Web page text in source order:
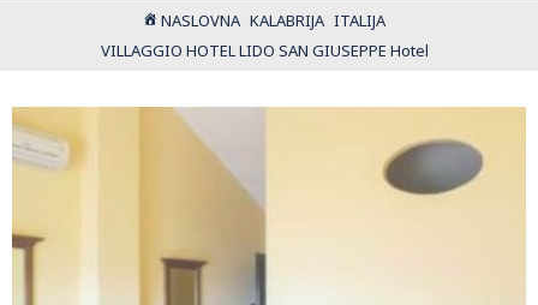
NASLOVNA KALABRIJA ITALIJA
VILLAGGIO HOTEL LIDO SAN GIUSEPPE Hotel